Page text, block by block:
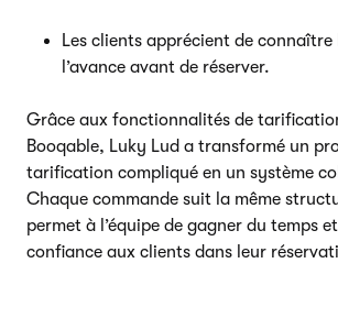
Les clients apprécient de
l’avance avant de réserver.
Grâce aux fonctionnalités de
Booqable, Luky Lud a transformé un
tarification compliqué en un système
Chaque commande suit la même
permet à l’équipe de gagner du temps
confiance aux clients dans leur